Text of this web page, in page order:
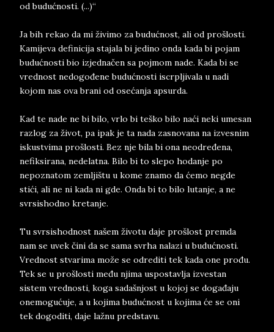
od budućnosti. (...)“
Ja bih rekao da mi živimo za budućnost, ali od prošlosti.
Kamijeva definicija stajala bi jedino onda kada bi pojam
budućnosti bio izjednačen sa pojmom nade. Kada bi se
vrednost nedogođene budućnosti iscrpljivala u nadi
kojom nas ova brani od osećanja apsurda.
Kad te nade ne bi bilo, vrlo bi teško bilo naći neki umesan
razlog za život, pa ipak je ta nada zasnovana na izvesnim
iskustvima prošlosti. Bez nje bila bi ona neodređena,
nefiksirana, nedelatna. Bilo bi to slepo hodanje po
nepoznatom zemljištu u kome znamo da ćemo negde
stići, ali ne ni kada ni gde. Onda bi to bilo lutanje, a ne
svrsishodno kretanje.
Tu svrsishodnost našem životu daje prošlost premda
nam se uvek čini da se sama svrha nalazi u budućnosti.
Vrednost stvarima može se odrediti tek kada one prođu.
Tek se u prošlosti među njima uspostavlja izvestan
sistem vrednosti, koga sadašnjost u kojoj se događaju
onemogućuje, a u kojima budućnost u kojima će se oni
tek dogoditi, daje lažnu predstavu.